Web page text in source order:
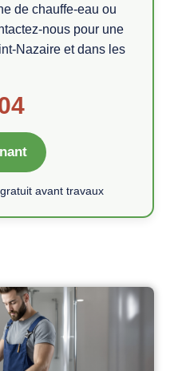
de chauffe-eau ou
nous pour une
Nazaire et dans les
avant travaux